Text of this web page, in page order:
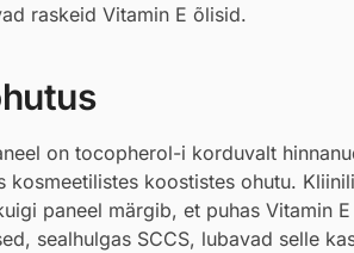
raskeid Vitamin E õlisid.
on tocopherol-i korduvalt
kosmeetilistes koostistes ohutu.
paneel märgib, et puhas Vitamin
sealhulgas SCCS, lubavad selle